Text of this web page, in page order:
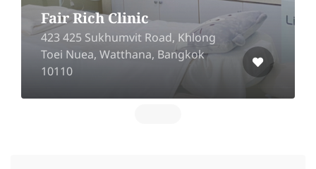
Fair Rich Clinic
423 425 Sukhumvit Road, Khlong
Toei Nuea, Watthana, Bangkok
10110